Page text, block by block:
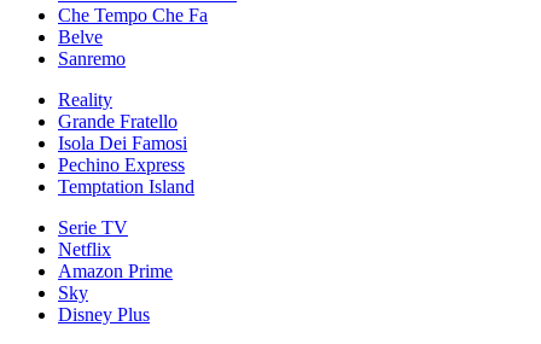
Che Tempo Che Fa
Belve
Sanremo
Reality
Grande Fratello
Isola Dei Famosi
Pechino Express
Temptation Island
Serie TV
Netflix
Amazon Prime
Sky
Disney Plus